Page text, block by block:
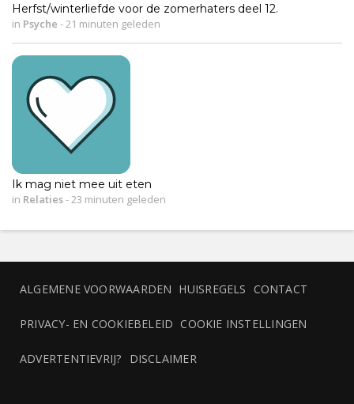
Herfst/winterliefde voor de zomerhaters deel 12.
in Psyche -21 minuten geleden
Ik mag niet mee uit eten
in Relaties-23 minuten geleden
ALGEMENE VOORWAARDEN HUISREGELS CONTACT
PRIVACY- EN COOKIEBELEID COOKIE INSTELLINGEN
ADVERTENTIEVRIJ? DISCLAIMER